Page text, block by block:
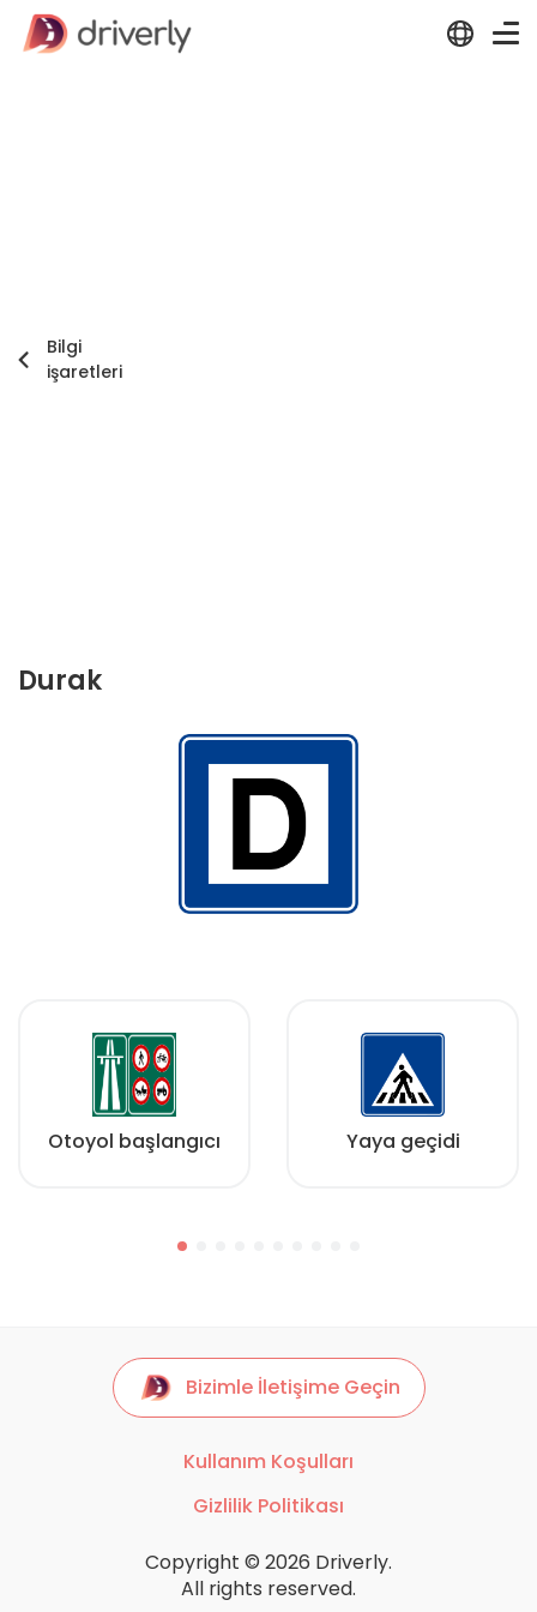
Bilgi
işaretleri
Durak
Otoyol başlangıcı Yaya geçidi
Bizimle İletişime Geçin
Kullanım Koşulları
Gizlilik Politikası
Copyright © 2026 Driverly.
All rights reserved.